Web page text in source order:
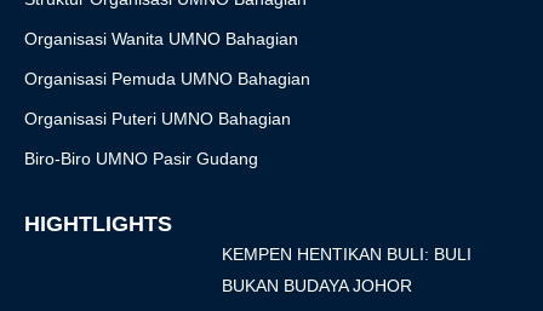
Organisasi Wanita UMNO Bahagian
Organisasi Pemuda UMNO Bahagian
Organisasi Puteri UMNO Bahagian
Biro-Biro UMNO Pasir Gudang
HIGHTLIGHTS
KEMPEN HENTIKAN BULI: BULI
BUKAN BUDAYA JOHOR